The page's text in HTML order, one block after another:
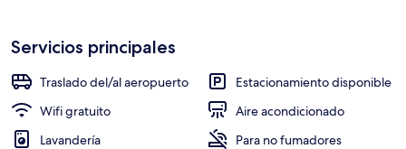
Servicios principales
Traslado del/al aeropuerto
Estacionamiento disponible
Wifi gratuito
Aire acondicionado
Lavandería
Para no fumadores